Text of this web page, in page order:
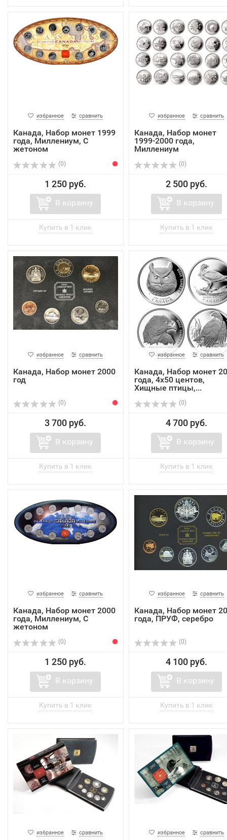
избранное сравнить
Канада, Набор монет 1999
года, Миллениум, С
жетоном
(0)
1 250 руб.
В корзину
избранное сравнить
Канада, Набор монет
1999-2000 года,
Миллениум
(0)
2 500 руб.
В корзину
избранное сравнить
Канада, Набор монет 2000
год
(0)
3 700 руб.
В корзину
избранное сравнить
Канада, Набор монет
года, 4х50 центов,
Хищные птицы,...
(0)
4 700 руб.
В корзину
избранное сравнить
Канада, Набор монет 2000
года, Миллениум, С
жетоном
(0)
1 250 руб.
В корзину
избранное сравнить
Канада, Набор монет
года, ПРУФ, серебро
(0)
4 100 руб.
В корзину
избранное сравнить избранное сравнить